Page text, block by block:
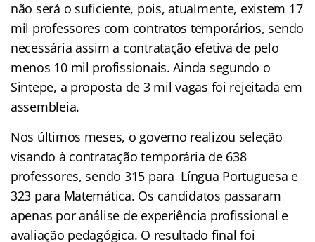
não será o suficiente, pois, atualmente, existem 17
mil professores com contratos temporários, sendo
necessária assim a contratação efetiva de pelo
menos 10 mil profissionais. Ainda segundo o
Sintepe, a proposta de 3 mil vagas foi rejeitada em
assembleia.
Nos últimos meses, o governo realizou seleção
visando à contratação temporária de 638
professores, sendo 315 para Língua Portuguesa e
323 para Matemática. Os candidatos passaram
apenas por análise de experiência profissional e
avaliação pedagógica. O resultado final foi